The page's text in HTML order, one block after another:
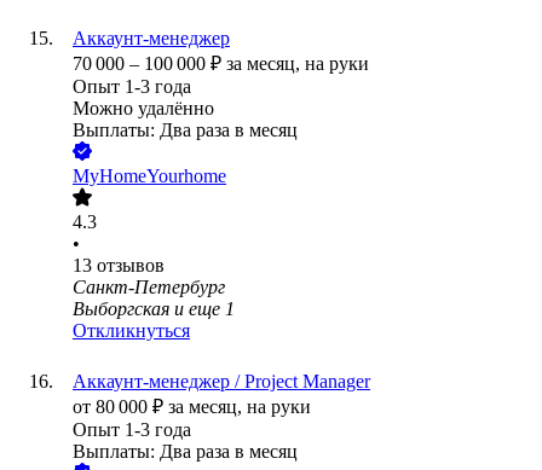
Аккаунт-менеджер
70 000 – 100 000 ₽ за месяц, на руки
Опыт 1-3 года
Можно удалённо
Выплаты: Два раза в месяц
MyHomeYourhome
4.3
•
13 отзывов
Санкт-Петербург
Выборгская и еще 1
Откликнуться
Аккаунт-менеджер / Project Manager
от 80 000 ₽ за месяц, на руки
Опыт 1-3 года
Выплаты: Два раза в месяц